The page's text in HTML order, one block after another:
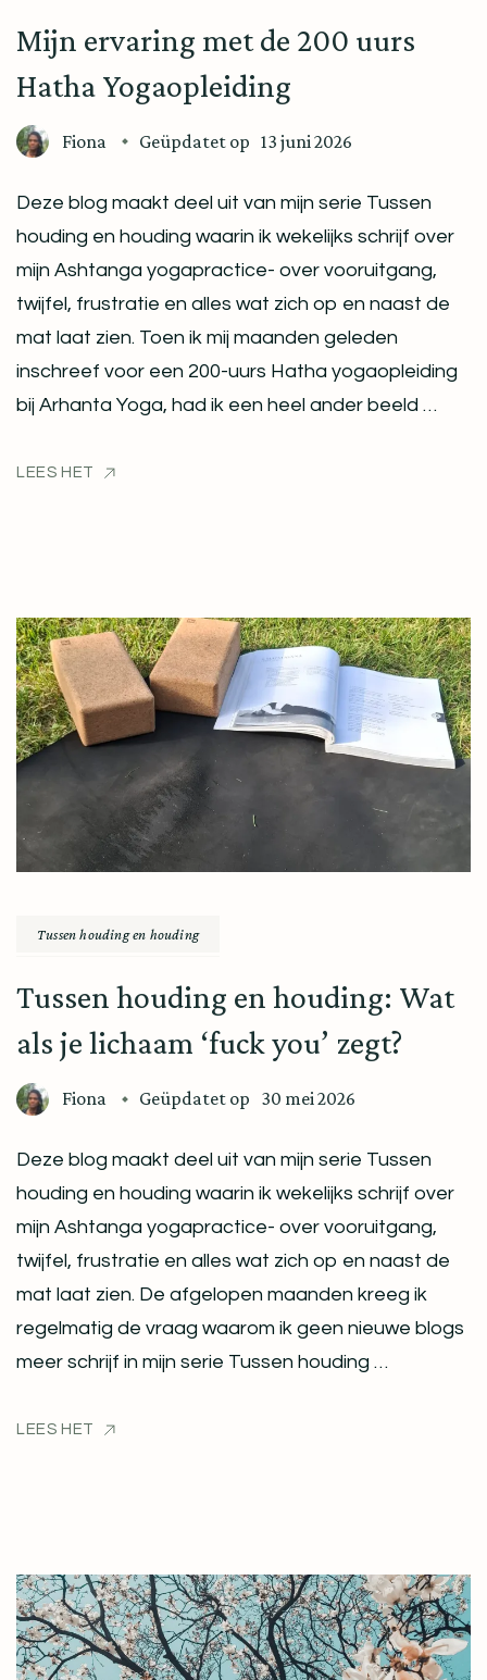
Mijn ervaring met de 200 uurs
Hatha Yogaopleiding
Fiona Geüpdatet op 13 juni 2026
Deze blog maakt deel uit van mijn serie Tussen
houding en houding waarin ik wekelijks schrijf over
mijn Ashtanga yogapractice- over vooruitgang,
twijfel, frustratie en alles wat zich op en naast de
mat laat zien. Toen ik mij maanden geleden
inschreef voor een 200-uurs Hatha yogaopleiding
bij Arhanta Yoga, had ik een heel ander beeld …
LEES HET
Tussen houding en houding
Tussen houding en houding: Wat
als je lichaam ‘fuck you’ zegt?
Fiona Geüpdatet op 30 mei 2026
Deze blog maakt deel uit van mijn serie Tussen
houding en houding waarin ik wekelijks schrijf over
mijn Ashtanga yogapractice- over vooruitgang,
twijfel, frustratie en alles wat zich op en naast de
mat laat zien. De afgelopen maanden kreeg ik
regelmatig de vraag waarom ik geen nieuwe blogs
meer schrijf in mijn serie Tussen houding …
LEES HET